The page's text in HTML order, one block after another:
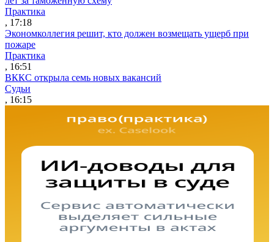
Практика
, 17:18
Экономколлегия решит, кто должен возмещать ущерб при
пожаре
Практика
, 16:51
ВККС открыла семь новых вакансий
Судьи
, 16:15